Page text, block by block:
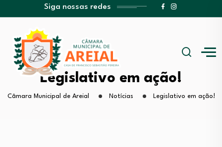
Siga nossas redes
Legislativo em ação!
Câmara Municipal de Areial Notícias Legislativo em ação!